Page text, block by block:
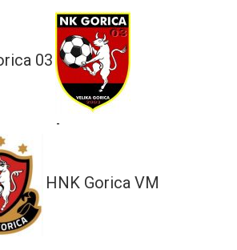
03
-
HNK Gorica VM